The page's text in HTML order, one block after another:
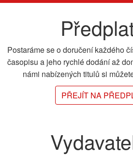
Postaráme se o doručení každého
časopisu a jeho rychlé dodání až
námi nabízených titulů si
PŘEJÍT NA